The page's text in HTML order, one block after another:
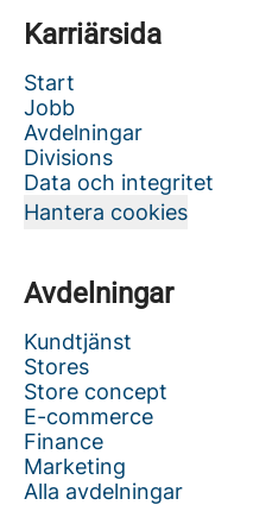
Karriärsida
Start
Jobb
Avdelningar
Divisions
Data och integritet
Hantera cookies
Avdelningar
Kundtjänst
Stores
Store concept
E-commerce
Finance
Marketing
Alla avdelningar